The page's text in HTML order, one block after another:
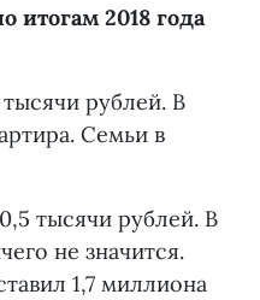
итогам 2018 года
рублей. В
Семьи в
тысячи рублей. В
не значится.
1,7 миллиона